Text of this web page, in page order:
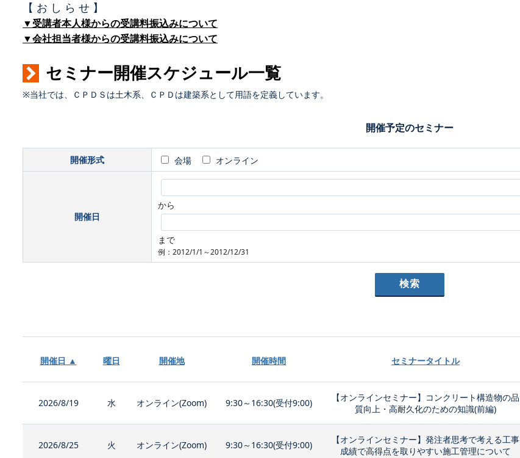
【 お し ら せ 】
▼受講者本人様からの受講料振込みについて
▼会社担当者様からの受講料振込みについて
セミナー開催スケジュール一覧
※当社では、ＣＰＤＳは土木系、ＣＰＤは建築系として用語を定義しています。
開催予定のセミナー
開催形式 会場 オンライン
開催日
から
まで
例：2012/1/1～2012/12/31
開催日 ▲ 曜日 開催地 開催時間 セミナータイトル
2026/8/19 水 オンライン(Zoom) 9:30～16:30(受付9:00)
【オンラインセミナー】コンクリート構造物の品
質向上・高耐久化のための知識(前編)
2026/8/25 火 オンライン(Zoom) 9:30～16:30(受付9:00)
【オンラインセミナー】発注者思考で考える工事
成績で高得点を取りやすい施工管理について